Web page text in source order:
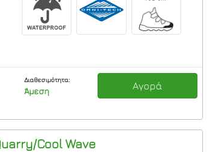
Διαθεσιμότητα:
Άμεση Αγορά
Cool Wave